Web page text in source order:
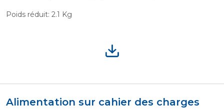
Poids réduit: 2.1 Kg
Alimentation sur cahier des charges